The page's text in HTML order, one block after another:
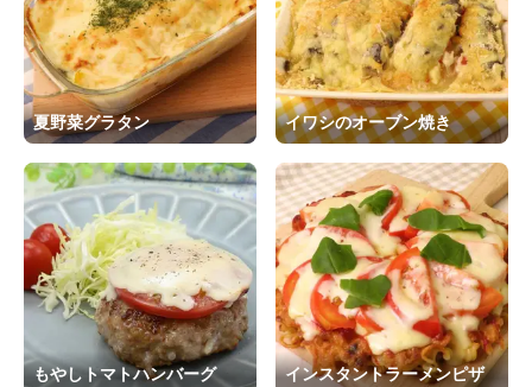
夏野菜グラタン イワシのオーブン焼き
もやしトマトハンバーグ インスタントラーメンピザ